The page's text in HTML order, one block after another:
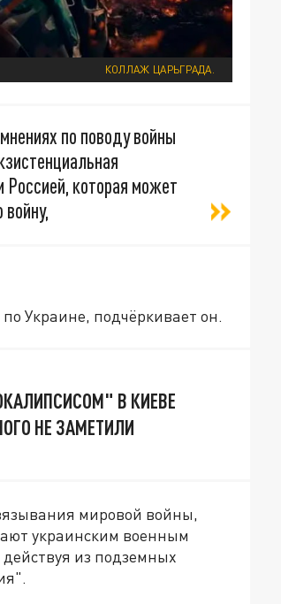
КОЛЛАЖ ЦАРЬГРАДА.
по поводу войны
которая может
Украине, подчёркивает он.
В КИЕВЕ
НЕ ЗАМЕТИЛИ
мировой войны,
украинским военным
из подземных